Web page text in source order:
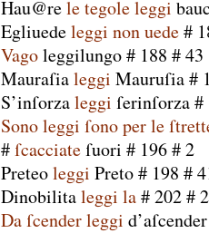
Hau@reletegoleleggi
Egliuedeleggi nonuede#
Vagoleggilungo# 188 #43
Mauraſialeggi Mauruſia#
S’inſorzaleggi ſerinſorza#
Sonoleggi ſonoperle
#ſcacciateſuori # 196#2
Preteoleggi Preto# 198 #
Dinobilitaleggi la#202#
Daſcenderleggi d’aſcender